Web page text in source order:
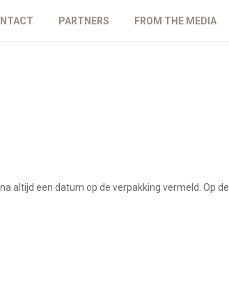
PARTNERS FROM THE MEDIA
altijd een datum op de verpakking vermeld. Op de